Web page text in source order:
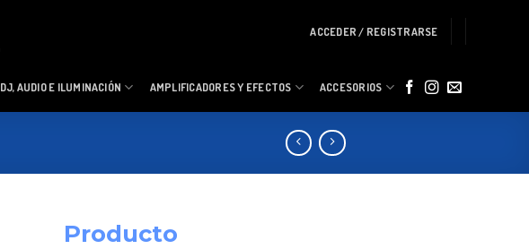
ACCEDER / REGISTRARSE
DJ, AUDIO E ILUMINACIÓN AMPLIFICADORES Y EFECTOS ACCESORIOS
Producto